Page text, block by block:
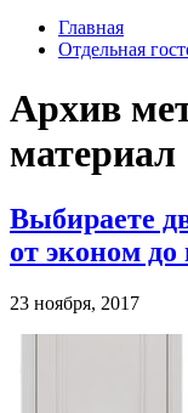
Главная
Отдельная
Архив
материал
Выбираете
от эконом
23 ноября, 2017